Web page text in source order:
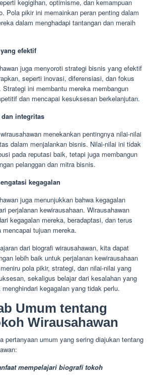
kegigihan, optimisme, dan kemampuan
Pola pikir ini memainkan peran penting dalam
dalam menghadapi tantangan dan meraih
efektif
juga menyoroti strategi bisnis yang efektif
seperti inovasi, diferensiasi, dan fokus
Strategi ini membantu mereka membangun
dan mencapai kesuksesan berkelanjutan.
integritas
menekankan pentingnya nilai-nilai
dalam menjalankan bisnis. Nilai-nilai ini tidak
pada reputasi baik, tetapi juga membangun
pelanggan dan mitra bisnis.
kegagalan
juga menunjukkan bahwa kegagalan
perjalanan kewirausahaan. Wirausahawan
kegagalan mereka, beradaptasi, dan terus
mencapai tujuan mereka.
dari biografi wirausahawan, kita dapat
lebih baik untuk perjalanan kewirausahaan
pola pikir, strategi, dan nilai-nilai yang
sekaligus belajar dari kesalahan yang
kegagalan yang tidak perlu.
Umum tentang
Wirausahawan
pertanyaan umum yang sering diajukan tentang
mempelajari biografi tokoh